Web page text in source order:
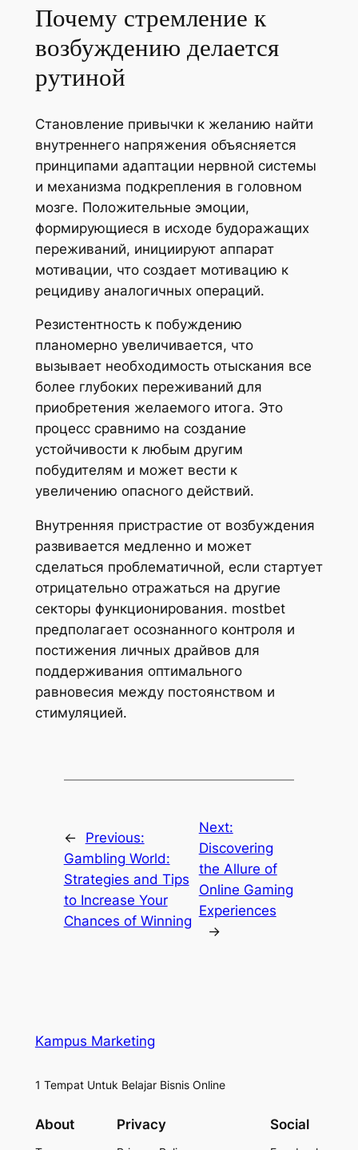
Почему стремление к
возбуждению делается
рутиной
Становление привычки к желанию найти
внутреннего напряжения объясняется
принципами адаптации нервной системы
и механизма подкрепления в головном
мозге. Положительные эмоции,
формирующиеся в исходе будоражащих
переживаний, инициируют аппарат
мотивации, что создает мотивацию к
рецидиву аналогичных операций.
Резистентность к побуждению
планомерно увеличивается, что
вызывает необходимость отыскания все
более глубоких переживаний для
приобретения желаемого итога. Это
процесс сравнимо на создание
устойчивости к любым другим
побудителям и может вести к
увеличению опасного действий.
Внутренняя пристрастие от возбуждения
развивается медленно и может
сделаться проблематичной, если стартует
отрицательно отражаться на другие
секторы функционирования. mostbet
предполагает осознанного контроля и
постижения личных драйвов для
поддерживания оптимального
равновесия между постоянством и
стимуляцией.
←
Previous:
Gambling World:
Strategies and Tips
to Increase Your
Chances of Winning
Next:
Discovering
the Allure of
Online Gaming
Experiences
→
Kampus Marketing
1 Tempat Untuk Belajar Bisnis Online
About Privacy Social